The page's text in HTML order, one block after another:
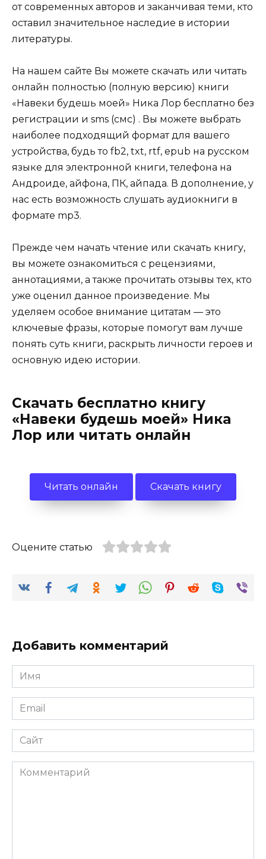
от современных авторов и заканчивая теми, кто
оставил значительное наследие в истории
литературы.
На нашем сайте Вы можете скачать или читать
онлайн полностью (полную версию) книги
«Навеки будешь моей» Ника Лор бесплатно без
регистрации и sms (смс) . Вы можете выбрать
наиболее подходящий формат для вашего
устройства, будь то fb2, txt, rtf, epub на русском
языке для электронной книги, телефона на
Андроиде, айфона, ПК, айпада. В дополнение, у
нас есть возможность слушать аудиокниги в
формате mp3.
Прежде чем начать чтение или скачать книгу,
вы можете ознакомиться с рецензиями,
аннотациями, а также прочитать отзывы тех, кто
уже оценил данное произведение. Мы
уделяем особое внимание цитатам — это
ключевые фразы, которые помогут вам лучше
понять суть книги, раскрыть личности героев и
основную идею истории.
Скачать бесплатно книгу
«Навеки будешь моей» Ника
Лор или читать онлайн
Читать онлайн Скачать книгу
Оцените статью
Добавить комментарий
Имя
*
Email
*
Сайт
Комментарий